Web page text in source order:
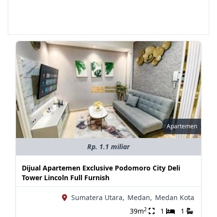
Apartemen
Rp. 1.1 miliar
Dijual Apartemen Exclusive Podomoro City Deli
Tower Lincoln Full Furnish
Sumatera Utara, Medan, Medan Kota
39m2 1 1